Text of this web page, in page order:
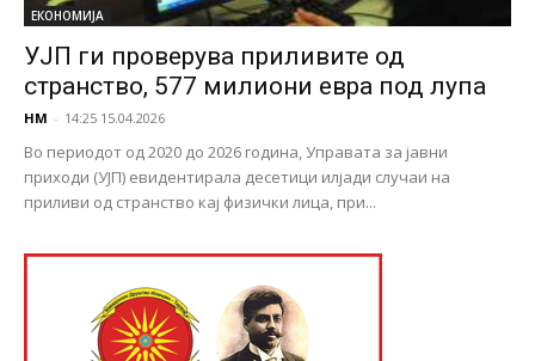
ЕКОНОМИЈА
УЈП ги проверува приливите од
странство, 577 милиони евра под лупа
НМ - 14:25 15.04.2026
Во периодот од 2020 до 2026 година, Управата за јавни
приходи (УЈП) евидентирала десетици илјади случаи на
приливи од странство кај физички лица, при...